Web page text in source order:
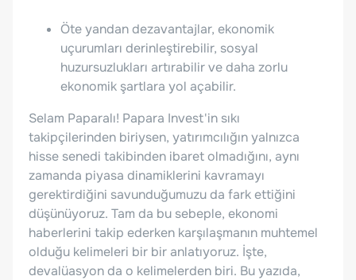
Öte yandan dezavantajlar, ekonomik
uçurumları derinleştirebilir, sosyal
huzursuzlukları artırabilir ve daha zorlu
ekonomik şartlara yol açabilir.
Selam Paparalı! Papara Invest'in sıkı
takipçilerinden biriysen, yatırımcılığın yalnızca
hisse senedi takibinden ibaret olmadığını, aynı
zamanda piyasa dinamiklerini kavramayı
gerektirdiğini savunduğumuzu da fark ettiğini
düşünüyoruz. Tam da bu sebeple, ekonomi
haberlerini takip ederken karşılaşmanın muhtemel
olduğu kelimeleri bir bir anlatıyoruz. İşte,
devalüasyon da o kelimelerden biri. Bu yazıda,